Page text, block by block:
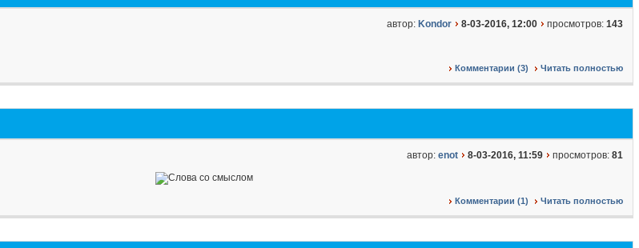
автор: Kondor 8-03-2016, 12:00 просмотров: 143
Комментарии (3) Читать полностью
автор: enot 8-03-2016, 11:59 просмотров: 81
Комментарии (1) Читать полностью